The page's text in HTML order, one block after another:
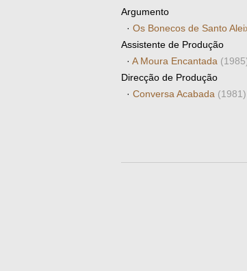
Argumento
· Os Bonecos de Santo
Assistente de Produção
· A Moura Encantada
Direcção de Produção
· Conversa Acabada (1981)